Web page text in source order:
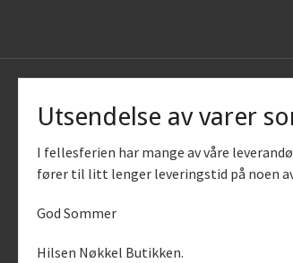
Utsendelse av varer
I fellesferien har mange av våre
fører til litt lenger leveringstid på noen
God Sommer
Hilsen Nøkkel Butikken.